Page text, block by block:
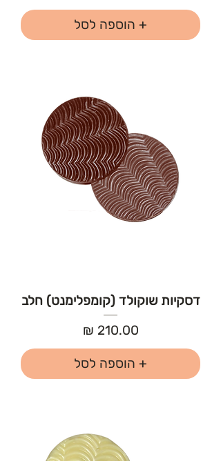
+ הוספה לסל
דסקיות שוקולד (קומפלימנט) חלב
מחיר
+ הוספה לסל